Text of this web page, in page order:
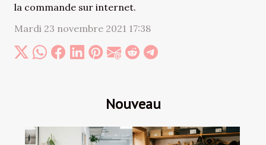
la commande sur internet.
Mardi 23 novembre 2021 17:38
Nouveau